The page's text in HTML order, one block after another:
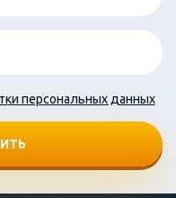
персональных данных